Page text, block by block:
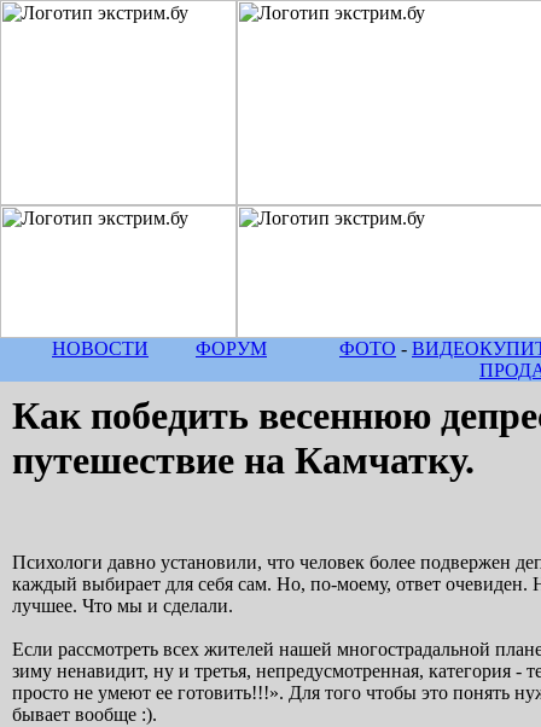
НОВОСТИ ФОРУМ ФОТО - ВИДЕО
Как победить весеннюю
путешествие на Камчатку.
Психологи давно установили, что человек более подвержен
каждый выбирает для себя сам. Но, по-моему, ответ
лучшее. Что мы и сделали.
Если рассмотреть всех жителей нашей многострадальной
зиму ненавидит, ну и третья, непредусмотренная, категория
просто не умеют ее готовить!!!». Для того чтобы это понять
бывает вообще :).